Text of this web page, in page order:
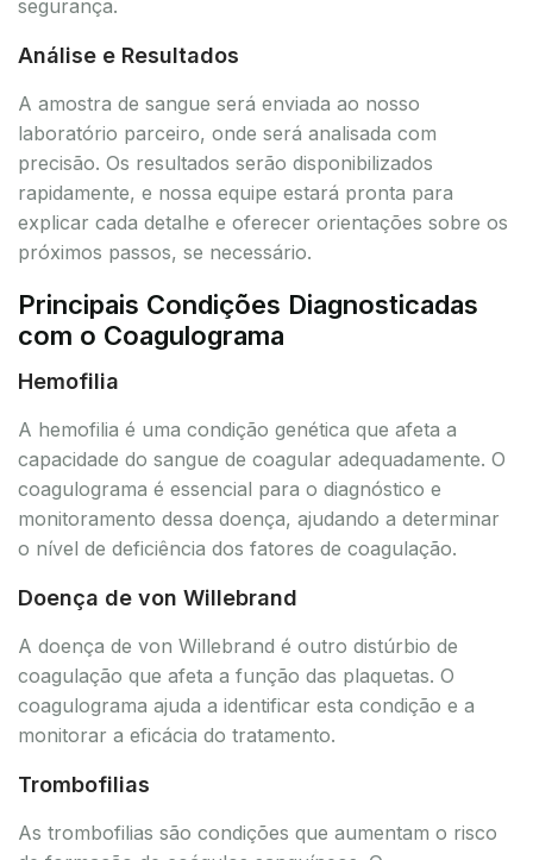
segurança.
Análise e Resultados
A amostra de sangue será enviada ao nosso
laboratório parceiro, onde será analisada com
precisão. Os resultados serão disponibilizados
rapidamente, e nossa equipe estará pronta para
explicar cada detalhe e oferecer orientações sobre os
próximos passos, se necessário.
Principais Condições Diagnosticadas
com o Coagulograma
Hemofilia
A hemofilia é uma condição genética que afeta a
capacidade do sangue de coagular adequadamente. O
coagulograma é essencial para o diagnóstico e
monitoramento dessa doença, ajudando a determinar
o nível de deficiência dos fatores de coagulação.
Doença de von Willebrand
A doença de von Willebrand é outro distúrbio de
coagulação que afeta a função das plaquetas. O
coagulograma ajuda a identificar esta condição e a
monitorar a eficácia do tratamento.
Trombofilias
As trombofilias são condições que aumentam o risco